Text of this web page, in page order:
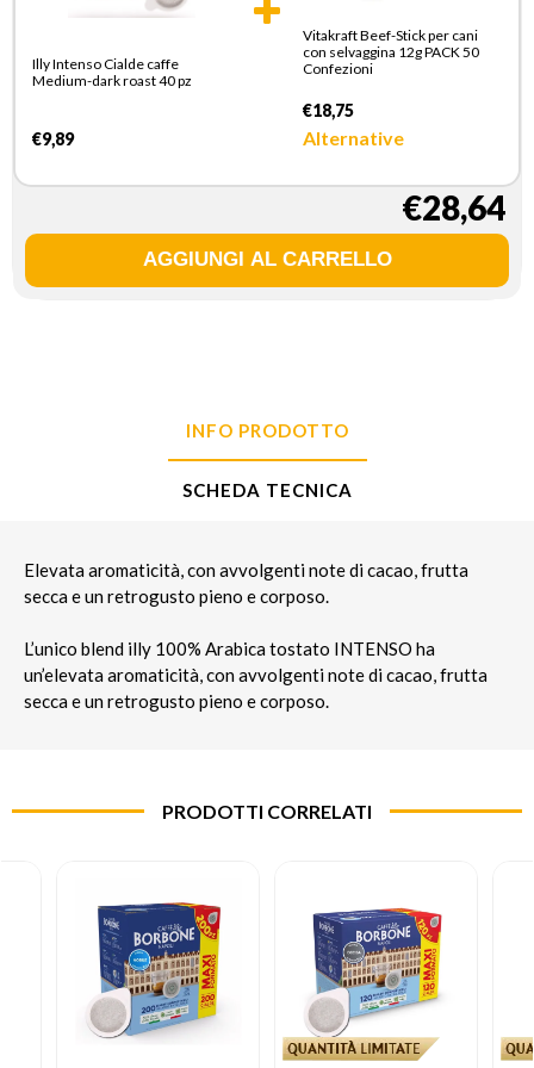
Illy Intenso Cialde caffe
Medium-dark roast 40 pz
€9,89
Vitakraft Beef-Stick per cani
con selvaggina 12g PACK 50
Confezioni
€18,75
Alternative
€28,64
INFO PRODOTTO
SCHEDA TECNICA
Elevata aromaticità, con avvolgenti note di cacao, frutta
secca e un retrogusto pieno e corposo.
L’unico blend illy 100% Arabica tostato INTENSO ha
un’elevata aromaticità, con avvolgenti note di cacao, frutta
secca e un retrogusto pieno e corposo.
PRODOTTI CORRELATI